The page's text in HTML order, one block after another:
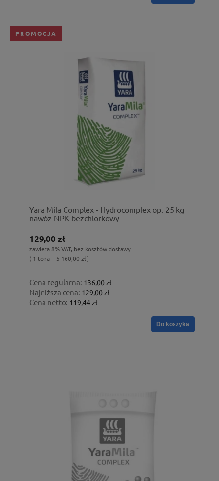
Yara Mila Complex - Hydrocomplex op. 25 kg
nawóz NPK bezchlorkowy
129,00 zł
zawiera 8% VAT, bez kosztów dostawy
( 1 tona = 5 160,00 zł )
Cena regularna: 136,00 zł
Najniższa cena: 129,00 zł
Cena netto: 119,44 zł
Do koszyka
PROMOCJA